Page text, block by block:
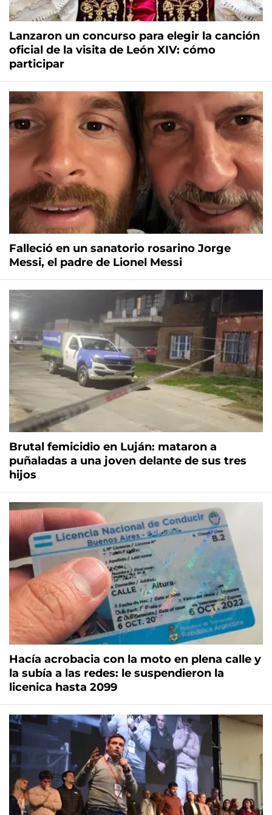
Lanzaron un concurso para elegir la canción
oficial de la visita de León XIV: cómo
participar
Falleció en un sanatorio rosarino Jorge
Messi, el padre de Lionel Messi
Brutal femicidio en Luján: mataron a
puñaladas a una joven delante de sus tres
hijos
Hacía acrobacia con la moto en plena calle y
la subía a las redes: le suspendieron la
licenica hasta 2099